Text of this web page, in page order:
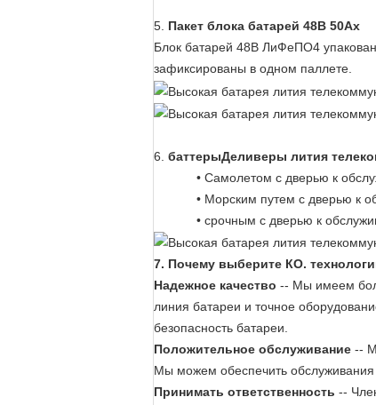
5. Пакет блока батарей 48В 50Ах
Блок батарей 48В ЛиФеПО4 упакован
зафиксированы в одном паллете.
6. баттерыДеливеры лития
• Самолетом с дверью к
• Морским путем с дверью к
• срочным с дверью к
7. Почему выберите КО.
Надежное качество -- Мы имеем
линия батареи и точное
безопасность батареи.
Положительное обслуживание --
Мы можем обеспечить
Принимать ответственность --